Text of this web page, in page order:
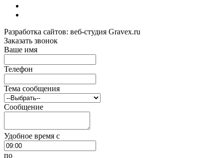
Разработка сайтов: веб-студия Gravex.ru
Заказать звонок
Ваше имя
Телефон
Тема сообщения
Сообщение
Удобное время c
по